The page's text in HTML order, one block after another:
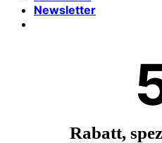
Newsletter
Rabatt,